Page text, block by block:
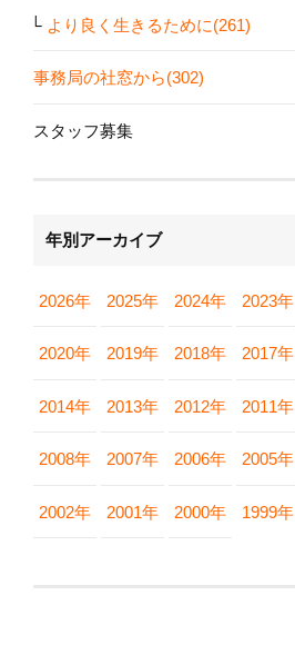
より良く生きるために(261)
事務局の社窓から(302)
スタッフ募集
年別アーカイブ
2026年 2025年 2024年 2023年
2020年 2019年 2018年 2017年
2014年 2013年 2012年 2011年
2008年 2007年 2006年 2005年
2002年 2001年 2000年 1999年